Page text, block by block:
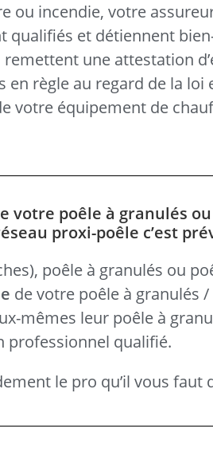
ou incendie, votre
et détiennent
remettent une attestation
en règle au regard de la
votre équipement de
votre poêle à granulés
proxi-poêle c’est
poêle à granulés ou
de votre poêle à granulés
mêmes leur poêle à
professionnel qualifié.
le pro qu’il vous faut